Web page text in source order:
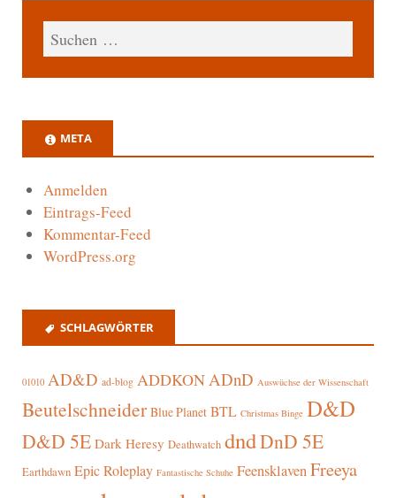
META
Anmelden
Eintrags-Feed
Kommentar-Feed
WordPress.org
SCHLAGWÖRTER
01010 AD&D ad-blog ADDKONADnD Auswüchse der Wissenschaft
Beutelschneider Blue Planet BTL Christmas Binge D&D
D&D 5E Dark Heresy Deathwatch dndDnD 5E
Earthdawn Epic Roleplay Fantastische Schuhe FeensklavenFreeya